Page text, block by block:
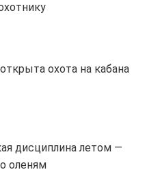
охота на кабана
дисциплина летом —
оленям